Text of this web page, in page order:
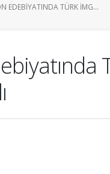
EDEBIYATINDA TÜRK İMG...